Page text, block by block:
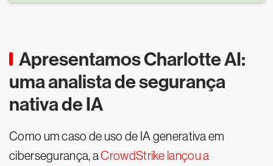
Apresentamos Charlotte AI:
uma analista de segurança
nativa de IA
Como um caso de uso de IA generativa em
cibersegurança, aCrowdStrike lançou a